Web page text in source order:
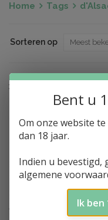
Home Tags
Sorteren op
Nothing found
Bent u
Om onze website
dan 18 jaar.
Indien u bevestigd,
algemene
Ik ben